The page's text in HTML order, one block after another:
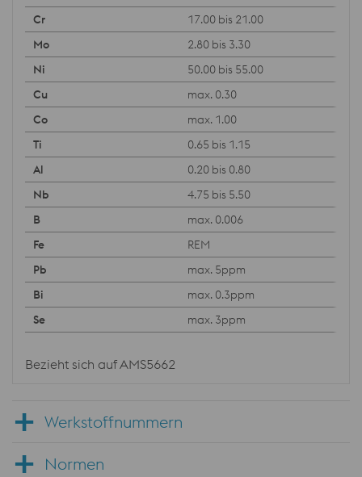
17.00 bis 21.00
2.80 bis 3.30
50.00 bis 55.00
max. 0.30
max. 1.00
0.65 bis 1.15
0.20 bis 0.80
4.75 bis 5.50
max. 0.006
REM
max. 5ppm
max. 0.3ppm
max. 3ppm
Bezieht sich auf AMS5662
Werkstoffnummern
Normen